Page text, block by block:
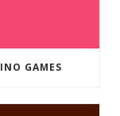
GAMES